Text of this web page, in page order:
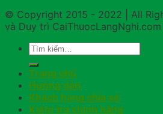
© Copyright 2015 - 2022 | All
và Duy trì CaiThuocLangNghi.com
Trang chủ
Hướng dẫn
Khách hàng chia sẻ
Kiểm tra chính hãng